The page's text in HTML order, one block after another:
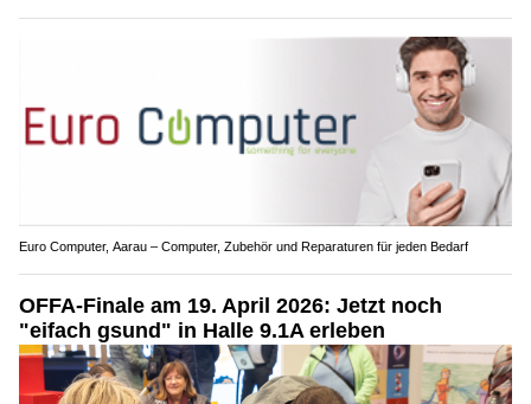
Euro Computer, Aarau – Computer, Zubehör und Reparaturen für jeden Bedarf
OFFA-Finale am 19. April 2026: Jetzt noch
"eifach gsund" in Halle 9.1A erleben